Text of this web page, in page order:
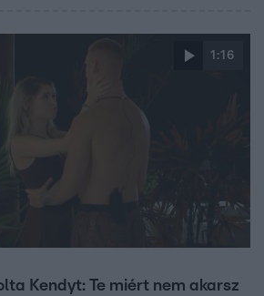
1:16
Kendyt: Te miért nem akarsz